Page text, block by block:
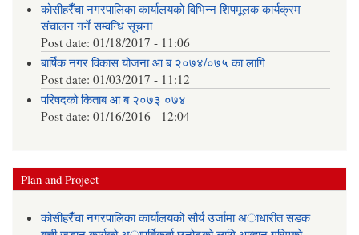
कोसीहरैँचा नगरपालिका कार्यालयको विभिन्न शिपमूलक कार्यक्रम
संचालन गर्ने सम्वन्धि सूचना
Post date:01/18/2017 - 11:06
बार्षिक नगर विकास योजना आ‍ ब २०७४/०७५ का लागि
Post date:01/03/2017 - 11:12
परिषदको किताब आ ब २०७३ ०७४
Post date:01/16/2016 - 12:04
Plan and Project
कोसीहरैँचा नगरपालिका कार्यालयको सौर्य उर्जामा अाधारीत सडक